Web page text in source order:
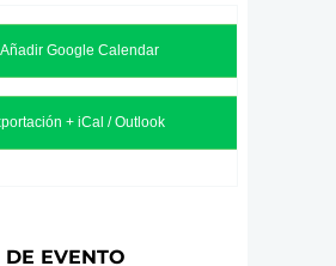
Google Calendar
+ iCal / Outlook
DE EVENTO